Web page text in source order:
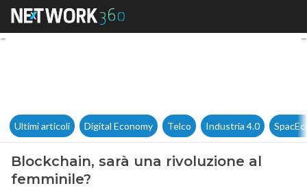
Blockchain, sarà una
Ultimi articoli Digital Economy Telco Industria 4.0
Blockchain, sarà una rivoluzione al
femminile?